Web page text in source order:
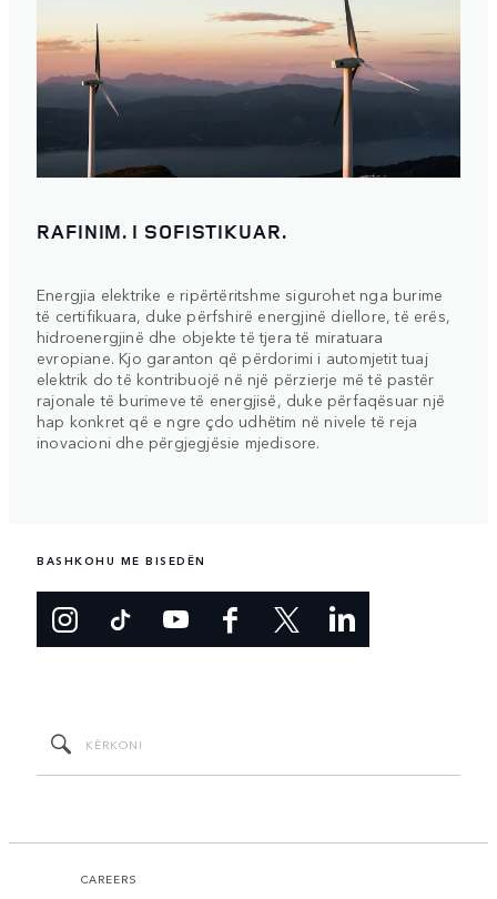
RAFINIM. I SOFISTIKUAR.
Energjia elektrike e ripërtëritshme sigurohet nga burime
të certifikuara, duke përfshirë energjinë diellore, të erës,
hidroenergjinë dhe objekte të tjera të miratuara
evropiane. Kjo garanton që përdorimi i automjetit tuaj
elektrik do të kontribuojë në një përzierje më të pastër
rajonale të burimeve të energjisë, duke përfaqësuar një
hap konkret që e ngre çdo udhëtim në nivele të reja
inovacioni dhe përgjegjësie mjedisore.
BASHKOHU ME BISEDËN
CAREERS